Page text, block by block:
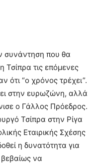
συνάντηση που θα
τις επόμενες
ότι “ο χρόνος τρέχει”.
στην ευρωζώνη, αλλά
ο Γάλλος Πρόεδρος.
Τσίπρα στην Ρίγα
Εταιρικής Σχέσης
η δυνατότητα για
βεβαίως να